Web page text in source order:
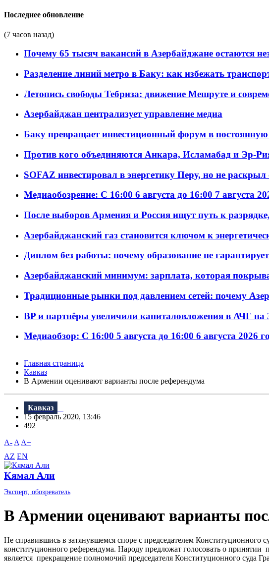
Последнее обновление
(7 часов назад)
Почему 65 тысяч вакансий в Азербайджане остаются
Разделение линий метро в Баку: как избежать
Летопись свободы Тебриза: движение Мешруте и
Азербайджан централизует управление медиа
Баку превращает инвестиционный форум в
Против кого объединяются Анкара, Исламабад и Эр-
SOFAZ инвестировал в энергетику Перу, но не
Медиаобозрение: С 16:00 6 августа до 16:00 7 августа
После выборов Армения и Россия ищут путь к
Азербайджанский газ становится ключом к
Диплом без работы: почему образование не
Азербайджанский минимум: зарплата, которая
Традиционные рынки под давлением сетей: почему
BP и партнёры увеличили капиталовложения в АЧГ
Медиаобзор: С 16:00 5 августа до 16:00 6 августа 2026
Главная страница
Кавказ
В Армении оценивают варианты после референдума
Кавказ
15 февраль 2020, 13:46
492
A- A A+
AZ EN
Кямал Али
Эксперт, обозреватель
В Армении оценивают варианты
Не справившись в затянувшемся споре с председателем
конституционного референдума. Народу предложат голосовать о
является прекращение полномочий председателя Конституционного суда